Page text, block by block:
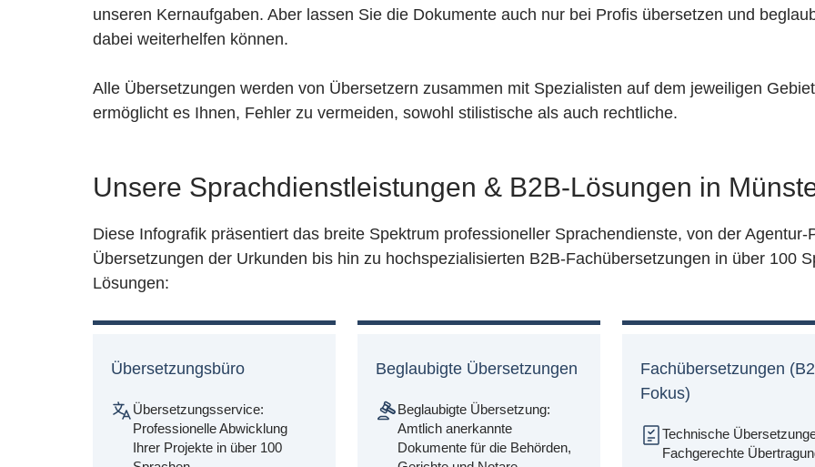
unseren Kernaufgaben. Aber lassen Sie die Dokumente auch nur bei Profis übersetzen und
dabei weiterhelfen können.
Alle Übersetzungen werden von Übersetzern zusammen mit Spezialisten auf dem jeweiligen
ermöglicht es Ihnen, Fehler zu vermeiden, sowohl stilistische als auch rechtliche.
Unsere Sprachdienstleistungen & B2B-Lösungen in
Diese Infografik präsentiert das breite Spektrum professioneller Sprachendienste, von der
Übersetzungen der Urkunden bis hin zu hochspezialisierten B2B-Fachübersetzungen in über 100
Lösungen:
Übersetzungsbüro
Übersetzungsservice:
Professionelle Abwicklung
Ihrer Projekte in über 100
Beglaubigte Übersetzungen
Beglaubigte Übersetzung:
Amtlich anerkannte
Dokumente für die Behörden,
Fachübersetzungen
Fokus)
Technische
Fachgerechte